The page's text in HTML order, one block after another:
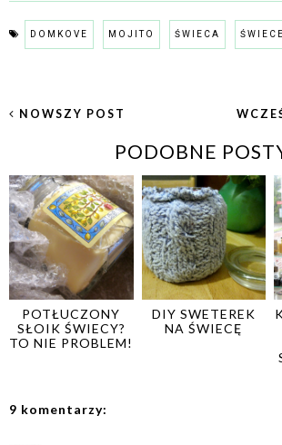
DOMKOVE MOJITO ŚWIECA ŚWIECE
NOWSZY POST
PODOBNE
POTŁUCZONY
SŁOIK ŚWIECY?
TO NIE PROBLEM!
DIY SWETEREK
NA ŚWIECĘ
9 komentarzy: